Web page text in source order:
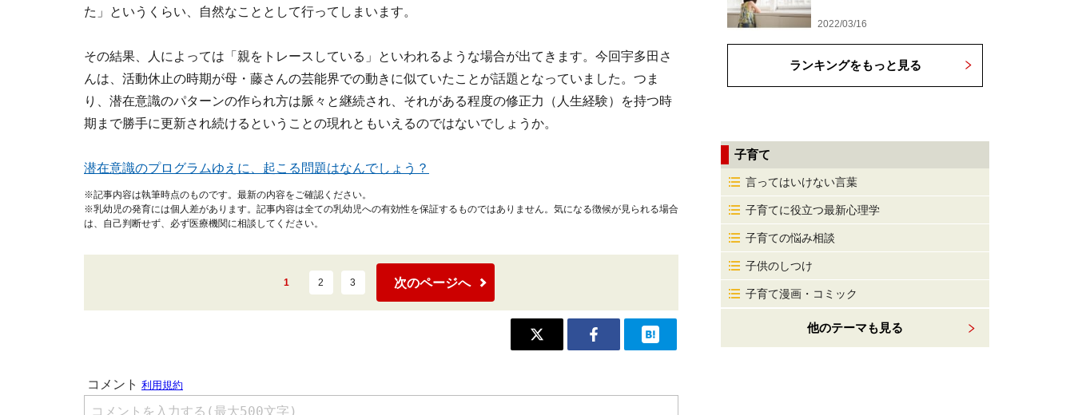
た」というくらい、自然なこととして行ってしまいます。
その結果、人によっては「親をトレースしている」といわれるような場合が出てきます。今回宇多田さ
んは、活動休止の時期が母・藤さんの芸能界での動きに似ていたことが話題となっていました。つま
り、潜在意識のパターンの作られ方は脈々と継続され、それがある程度の修正力（人生経験）を持つ時
期まで勝手に更新され続けるということの現れともいえるのではないでしょうか。
潜在意識のプログラムゆえに、起こる問題はなんでしょう？
※記事内容は執筆時点のものです。最新の内容をご確認ください。
※乳幼児の発育には個人差があります。記事内容は全ての乳幼児への有効性を保証するものではありません。気になる徴候が見られる場合
は、自己判断せず、必ず医療機関に相談してください。
1 2 3 次のページへ
2022/03/16
ランキングをもっと見る
子育て
言ってはいけない言葉
子育てに役立つ最新心理学
子育ての悩み相談
子供のしつけ
子育て漫画・コミック
他のテーマも見る